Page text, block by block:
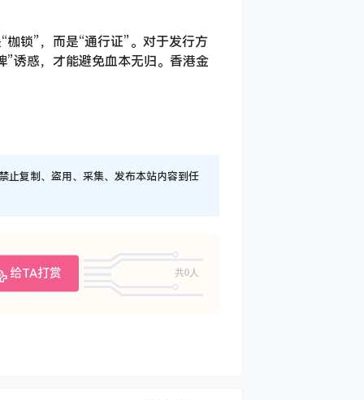
锁”，而是“通行证”。对于发行方
诱惑，才能避免血本无归。香港金
止复制、盗用、采集、发布本站内容到任
给TA打赏 共0人